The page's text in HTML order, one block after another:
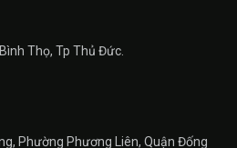
Thọ, Tp Thủ Đức.
Phường Phương Liên, Quận Đống